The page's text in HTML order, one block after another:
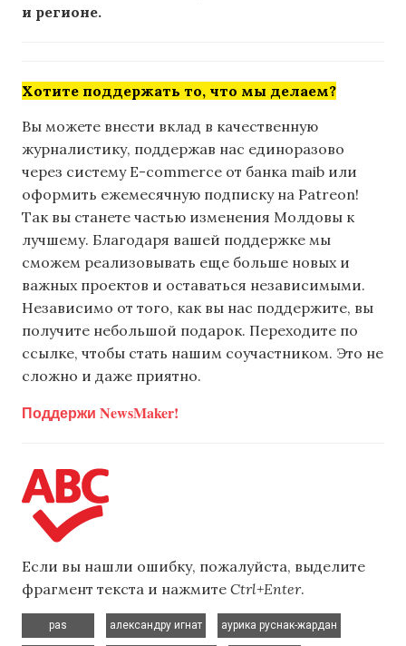
и регионе.
Хотите поддержать то, что мы делаем?
Вы можете внести вклад в качественную
журналистику, поддержав нас единоразово
через систему E-commerce от банка maib или
оформить ежемесячную подписку на Patreon!
Так вы станете частью изменения Молдовы к
лучшему. Благодаря вашей поддержке мы
сможем реализовывать еще больше новых и
важных проектов и оставаться независимыми.
Независимо от того, как вы нас поддержите, вы
получите небольшой подарок. Переходите по
ссылке, чтобы стать нашим соучастником. Это не
сложно и даже приятно.
Поддержи NewsMaker!
Если вы нашли ошибку, пожалуйста, выделите
фрагмент текста и нажмите Ctrl+Enter.
pas
александру игнат
аурика руснак-жардан